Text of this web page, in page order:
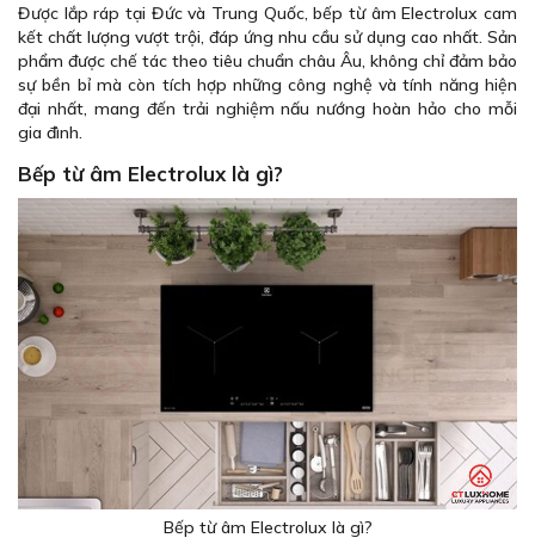
Được lắp ráp tại Đức và Trung Quốc, bếp từ âm Electrolux cam
kết chất lượng vượt trội, đáp ứng nhu cầu sử dụng cao nhất. Sản
phẩm được chế tác theo tiêu chuẩn châu Âu, không chỉ đảm bảo
sự bền bỉ mà còn tích hợp những công nghệ và tính năng hiện
đại nhất, mang đến trải nghiệm nấu nướng hoàn hảo cho mỗi
gia đình.
Bếp từ âm Electrolux là gì?
Bếp từ âm Electrolux là gì?